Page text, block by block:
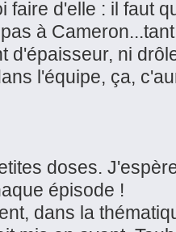
faire d'elle : il faut
à
d'épaisseur, ni
l'équipe, ça,
doses.
épisode !
dans la